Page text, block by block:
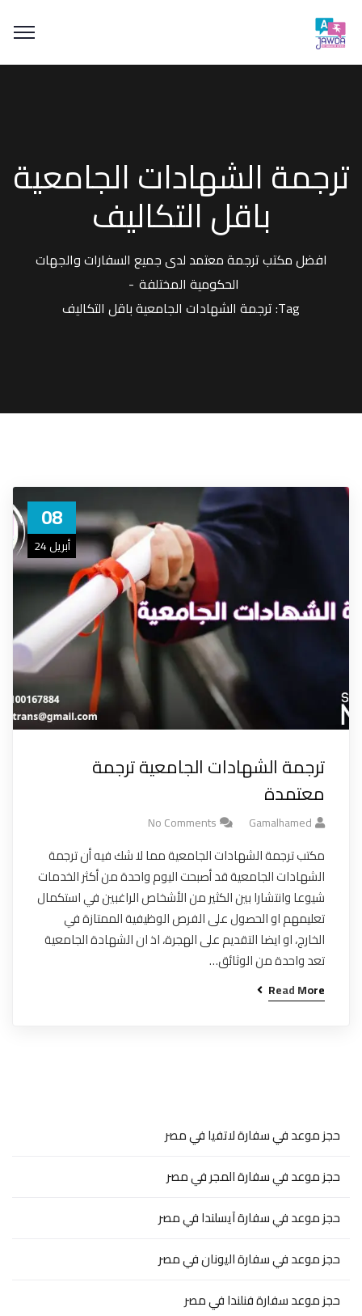
ترجمة الشهادات الجامعية
باقل التكاليف
افضل مكتب ترجمة معتمد لدى جميع السفارات والجهات
الحكومية المختلفة
Tag: ترجمة الشهادات الجامعية باقل التكاليف
08
أبريل 24
ترجمة الشهادات الجامعية ترجمة
معتمدة
Gamalhamed
No Comments
مكتب ترجمة الشهادات الجامعية مما لا شك فيه أن ترجمة
الشهادات الجامعية قد أصبحت اليوم واحدة من أكثر الخدمات
شيوعا وانتشارا بين الكثير من الأشخاص الراغبين في استكمال
تعليمهم او الحصول على الفرص الوظيفية الممتازة في
الخارج، او ايضا التقديم على الهجرة، اذ ان الشهادة الجامعية
تعد واحدة من الوثائق…
Read More
حجز موعد في سفارة لاتفيا في مصر
حجز موعد في سفارة المجر في مصر
حجز موعد في سفارة آيسلندا في مصر
حجز موعد في سفارة اليونان في مصر
حجز موعد سفارة فنلندا في مصر